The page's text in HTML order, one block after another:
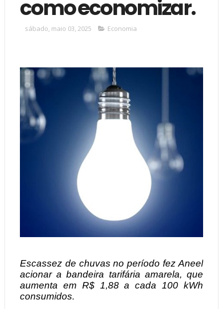
como economizar.
sábado, maio 03, 2025 Economia
Escassez de chuvas no período fez Aneel
acionar a bandeira tarifária amarela, que
aumenta em R$ 1,88 a cada 100 kWh
consumidos.